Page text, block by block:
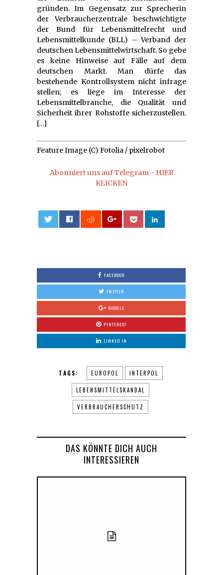
gründen. Im Gegensatz zur Sprecherin
der Verbraucherzentrale beschwichtigte
der Bund für Lebensmittelrecht und
Lebensmittelkunde (BLL) – Verband der
deutschen Lebensmittelwirtschaft. So gebe
es keine Hinweise auf Fälle auf dem
deutschen Markt. Man dürfe das
bestehende Kontrollsystem nicht infrage
stellen; es liege im Interesse der
Lebensmittelbranche, die Qualität und
Sicherheit ihrer Rohstoffe sicherzustellen.
[…]
Feature Image (C) Fotolia / pixelrobot
Abonniert uns auf Telegram - HIER
KLICKEN
FACEBOOK
TWITTER
GOOGLE
PINTEREST
LINKED IN
TAGS: EUROPOL INTERPOL
LEBENSMITTELSKANDAL
VERBRAUCHERSCHUTZ
DAS KÖNNTE DICH AUCH
INTERESSIEREN